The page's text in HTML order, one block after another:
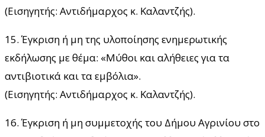
(Εισηγητής: Αντιδήμαρχος κ. Καλαντζής).
15. Έγκριση ή μη της υλοποίησης ενημερωτικής
εκδήλωσης με θέμα: «Μύθοι και αλήθειες για τα
αντιβιοτικά και τα εμβόλια».
(Εισηγητής: Αντιδήμαρχος κ. Καλαντζής).
16. Έγκριση ή μη συμμετοχής του Δήμου Αγρινίου στο